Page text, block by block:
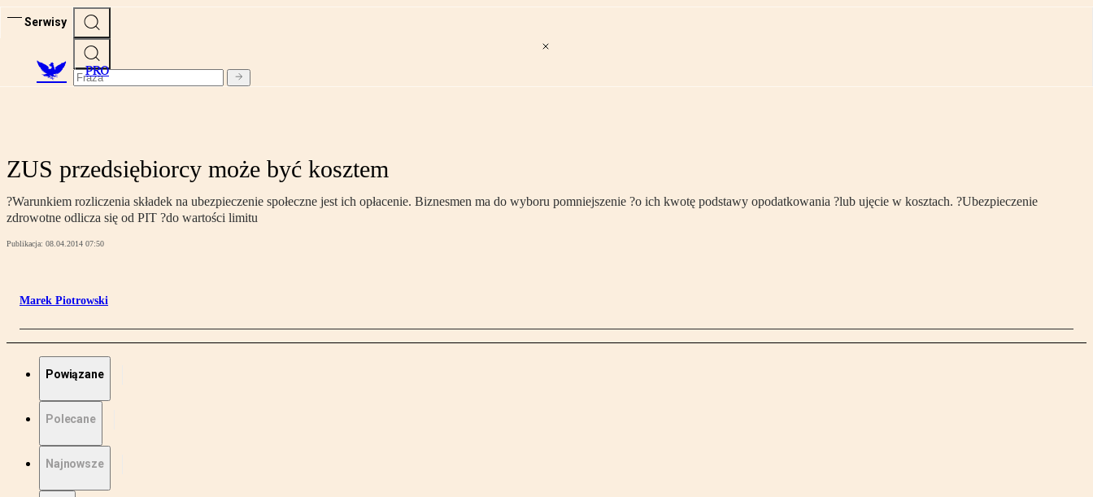
Serwisy
PRO
ZUS przedsiębiorcy może być kosztem
?Warunkiem rozliczenia składek na ubezpieczenie społeczne jest ich opłacenie. Biznesmen ma do wyboru pomniejszenie ?o ich kwotę podstawy opodatkowania ?lub ujęcie w kosztach. ?Ubezpieczenie
zdrowotne odlicza się od PIT ?do wartości limitu
Publikacja: 08.04.2014 07:50
Marek Piotrowski
Powiązane
Polecane
Najnowsze